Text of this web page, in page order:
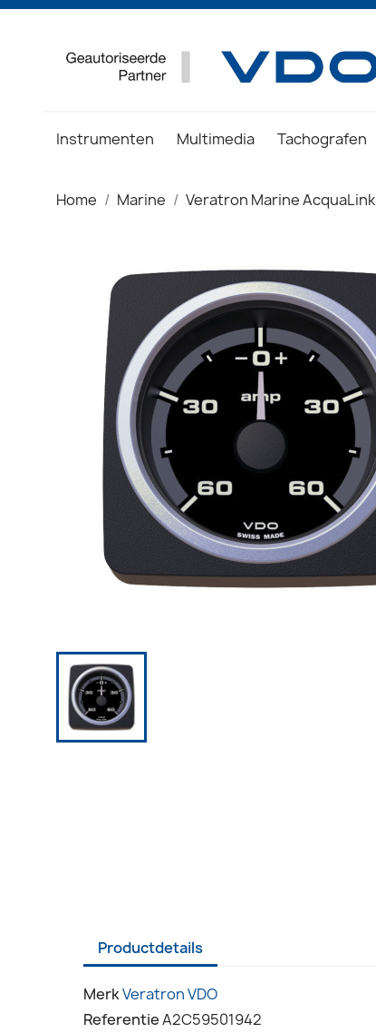
Instrumenten Multimedia Tachografen
Home Marine Veratron Marine AcquaLink
Productdetails
MerkVeratron VDO
ReferentieA2C59501942